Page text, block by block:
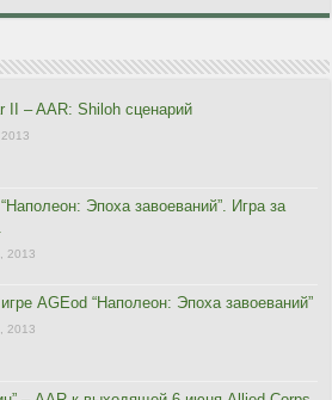
II – AAR: Shiloh сценарий
Эпоха завоеваний”. Игра за
2013
AGEod “Наполеон: Эпоха завоеваний”
2013